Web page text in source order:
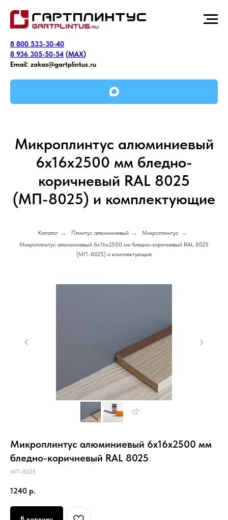
8 800 533-30-40
8 936 305-50-54 (MAX)
Email: zakaz@gartplintus.ru
Микроплинтус алюминиевый
6х16х2500 мм бледно-
коричневый RAL 8025
(МП-8025) и комплектующие
Каталог → Плинтус алюминиевый → Микроплинтус →
Микроплинтус алюминиевый 6х16х2500 мм бледно-коричневый RAL 8025
(МП-8025) и комплектующие
Микроплинтус алюминиевый 6х16х2500 мм
бледно-коричневый RAL 8025
МП-8025
1240 р.